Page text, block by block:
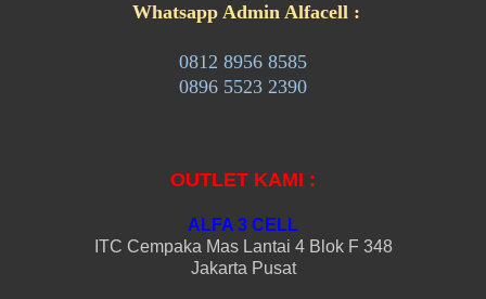
Whatsapp Admin Alfacell :
0812 8956 8585
0896 5523 2390
OUTLET KAMI :
ALFA 3 CELL
ITC Cempaka Mas Lantai 4 Blok F 348
Jakarta Pusat